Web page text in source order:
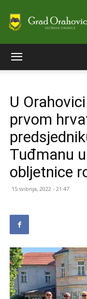
U
prvom
Tuđmanu
obljetnice
15 svibnja, 2022 - 21:47